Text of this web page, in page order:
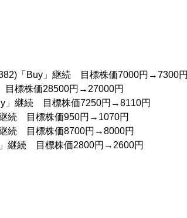
「Buy」継続 目標株価7000円→7300円
標株価28500円→27000円
」継続 目標株価7250円→8110円
続 目標株価950円→1070円
続 目標株価8700円→8000円
継続 目標株価2800円→2600円